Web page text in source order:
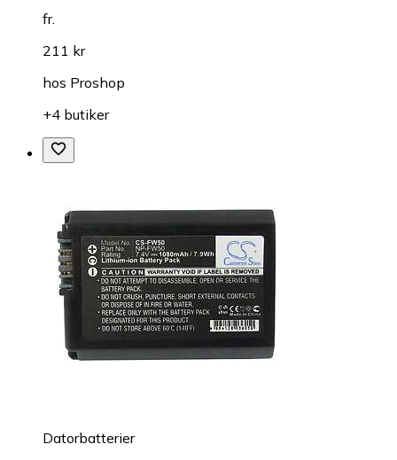
fr.
211 kr
hos Proshop
+4 butiker
Datorbatterier